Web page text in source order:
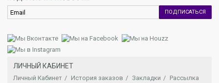
ПОДПИСАТЬСЯ
ЛИЧНЫЙ КАБИНЕТ
Личный Кабинет История заказов Закладки Рассылка